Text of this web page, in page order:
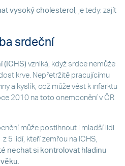
vysoký cholesterol
, je tedy: zajít
srdeční
(ICHS) vzniká, když srdce nemůže
krve. Nepřetržitě pracujícímu
a kyslík, což může vést k infarktu
2010 na toto onemocnění v ČR
může postihnout i mladší lidi
5 lidí, kteří zemřou na ICHS,
nechat si kontrolovat hladinu